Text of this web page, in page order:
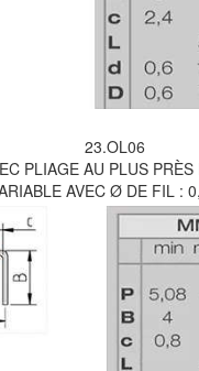
23.OL06
PLIAGE AU PLUS PRÈS
AVEC Ø DE FIL :